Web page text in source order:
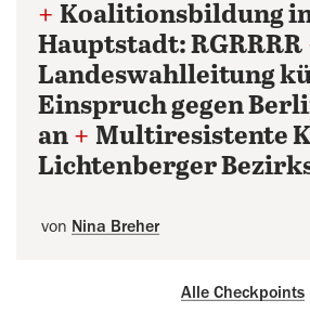
+ Koalitionsbildung
Hauptstadt: RGRRRR
Landeswahlleitung
Einspruch gegen
an + Multiresistente
Lichtenberger
von Nina Breher
Alle Checkpoints